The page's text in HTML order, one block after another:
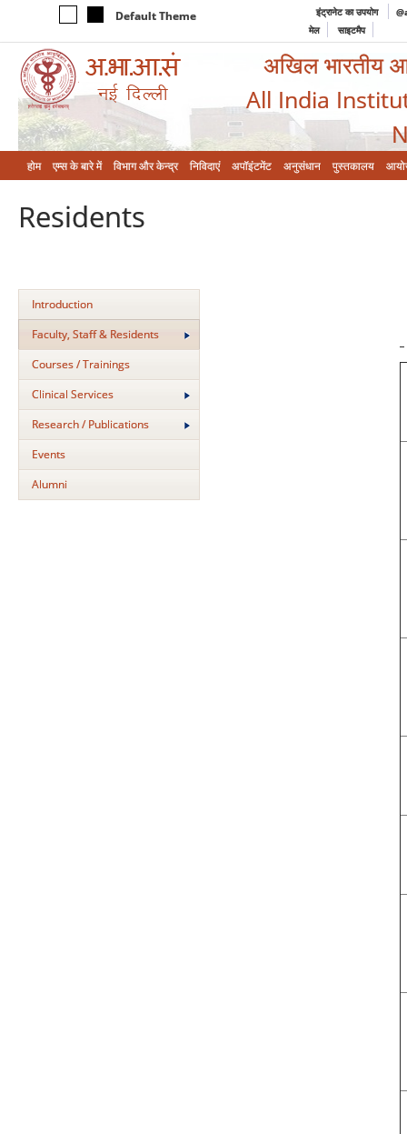
Default Theme इंट्रानेट का उपयोग
मेल
साइटमैप
अखिल भारतीय
All India
होम एम्‍स के बारे में विभाग और केन्‍द्र निविदाएं अपॉइंटमेंट अनुसंधान पुस्तकालय
Residents
Introduction
Faculty, Staff & Residents
Courses / Trainings
Clinical Services
Research / Publications
Events
Alumni